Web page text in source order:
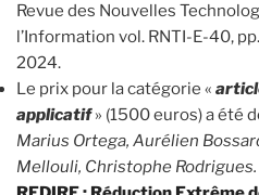
Revue des Nouvelles
l’Information vol. RNTI-E-40,
2024.
Le prix pour la catégorie «
applicatif» (1500 euros) a été
Marius Ortega, Aurélien
Mellouli, Christophe Rodrigues.